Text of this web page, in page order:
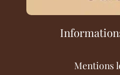
Mentions